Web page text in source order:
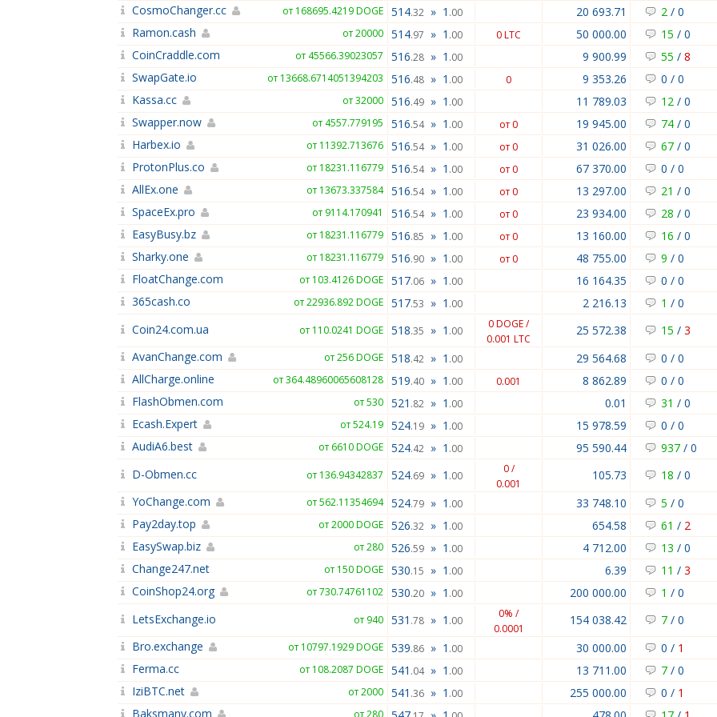
CosmoChanger.cc от 168695.4219 DOGE 514.32 » 1 .00 20 693.71 2 / 0
Ramon.cash
от 20000 514.97 » 1 .00 0 LTC 50 000.00 15 / 0
CoinCraddle.com
от 45566.39023057 516.28 » 1 .00 9 900.99 55 / 8
SwapGate.io
от 13668.6714051394203 516.48 » 1 .00 0 9 353.26 0 / 0
Kassa.cc
от 32000 516.49 » 1 .00 11 789.03 12 / 0
Swapper.now
от 4557.779195 516.54 » 1 .00 от 0 19 945.00 74 / 0
Harbex.io
от 11392.713676 516.54 » 1 .00 от 0 31 026.00 67 / 0
ProtonPlus.co
от 18231.116779 516.54 » 1 .00 от 0 67 370.00 0 / 0
AllEx.one
от 13673.337584 516.54 » 1 .00 от 0 13 297.00 21 / 0
SpaceEx.pro
от 9114.170941 516.54 » 1 .00 от 0 23 934.00 28 / 0
EasyBusy.bz
от 18231.116779 516.85 » 1 .00 от 0 13 160.00 16 / 0
Sharky.one
от 18231.116779 516.90 » 1 .00 от 0 48 755.00 9 / 0
FloatChange.com
от 103.4126 DOGE 517.06 » 1 .00 16 164.35 0 / 0
365cash.co
от 22936.892 DOGE 517.53 » 1 .00 2 216.13 1 / 0
Coin24.com.ua
от 110.0241 DOGE 518.35 » 1 .00
0 DOGE /
0.001 LTC
25 572.38 15 / 3
AvanChange.com
от 256 DOGE 518.42 » 1 .00 29 564.68 0 / 0
AllCharge.online
от 364.48960065608128 519.40 » 1 .00 0.001 8 862.89 0 / 0
FlashObmen.com
от 530 521 .82 » 1 .00 0.01 31 / 0
Ecash.Expert
от 524.19 524.19 » 1 .00 15 978.59 0 / 0
AudiA6.best
от 6610 DOGE 524.42 » 1 .00 95 590.44 937 / 0
D-Obmen.cc
от 136.94342837 524.69 » 1 .00
0 /
0.001
105.73 18 / 0
YoChange.com
от 562.11354694 524.79 » 1 .00 33 748.10 5 / 0
Pay2day.top
от 2000 DOGE 526.32 » 1 .00 654.58 61 / 2
EasySwap.biz
от 280 526.59 » 1 .00 4 712.00 13 / 0
Change247.net
от 150 DOGE 530.15 » 1 .00 6.39 11 / 3
CoinShop24.org
от 730.74761102 530.20 » 1 .00 200 000.00 1 / 0
LetsExchange.io
от 940 531 .78 » 1 .00
0% /
0.0001
154 038.42 7 / 0
Bro.exchange
от 10797.1929 DOGE 539.86 » 1 .00 30 000.00 0 / 1
Ferma.cc
от 108.2087 DOGE 541 .04 » 1 .00 13 711.00 7 / 0
IziBTC.net
от 2000 541 .36 » 1 .00 255 000.00 0 / 1
Baksmany.com
от 280